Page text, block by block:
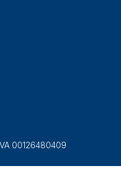
00126480409